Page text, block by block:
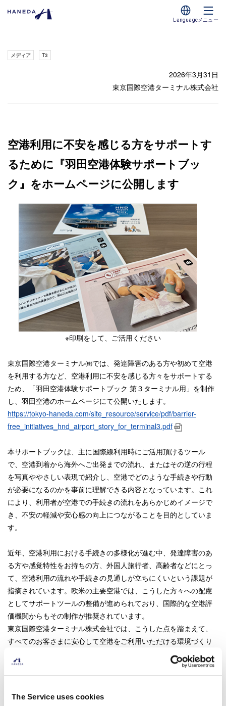
The Service uses cookies
Language メニュー
メディア T3
2026年3月31日
東京国際空港ターミナル株式会社
空港利用に不安を感じる方をサポートす
るために『羽田空港体験サポートブッ
ク』をホームページに公開します
※印刷をして、ご活用ください
東京国際空港ターミナル㈱では、発達障害のある方や初めて空港
を利用する方など、空港利用に不安を感じる方々をサポートする
ため、「羽田空港体験サポートブック 第３ターミナル用」を制作
し、羽田空港のホームページにて公開いたします。
https://tokyo-haneda.com/site_resource/service/pdf/barrier-
free_initiatives_hnd_airport_story_for_terminal3.pdf
本サポートブックは、主に国際線利用時にご活用頂けるツール
で、空港到着から海外へご出発までの流れ、またはその逆の行程
を写真ややさしい表現で紹介し、空港でどのような手続きや行動
が必要になるのかを事前に理解できる内容となっています。これ
により、利用者が空港での手続きの流れをあらかじめイメージで
き、不安の軽減や安心感の向上につながることを目的としていま
す。
近年、空港利用における手続きの多様化が進む中、発達障害のあ
る方や感覚特性をお持ちの方、外国人旅行者、高齢者などにとっ
て、空港利用の流れや手続きの見通しが立ちにくいという課題が
指摘されています。欧米の主要空港では、こうした方々への配慮
としてサポートツールの整備が進められており、国際的な空港評
価機関からもその制作が推奨されています。
東京国際空港ターミナル株式会社では、こうした点を踏まえて、
すべてのお客さまに安心して空港をご利用いただける環境づくり
を目指し、ユニバーサルデザインの推進に継続的に取り組んでお
り、本取り組みは、その一環として実施するものです。
今後は、第２ターミナル国際線用の制作や、本サポートブックを